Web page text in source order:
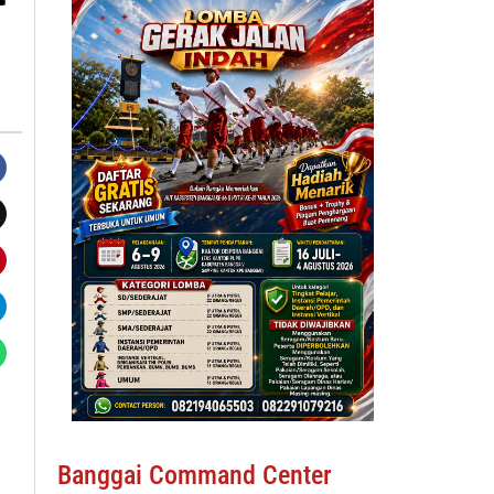
Banggai Command Center